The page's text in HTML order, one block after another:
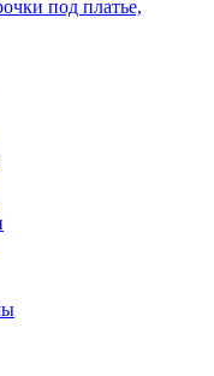
под платье,